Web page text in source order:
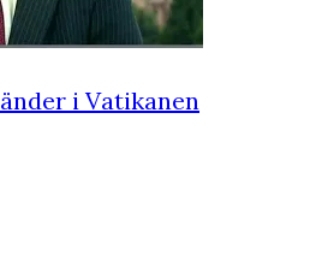
i Vatikanen